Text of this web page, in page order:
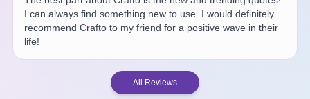
I can always find something new to use. I would definitely
recommend Crafto to my friend for a positive wave in their
life!
All Reviews